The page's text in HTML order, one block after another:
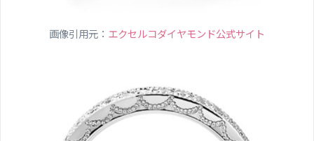
画像引用元： エクセルコダイヤモンド公式サイト